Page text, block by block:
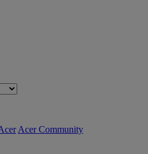
Acer Community